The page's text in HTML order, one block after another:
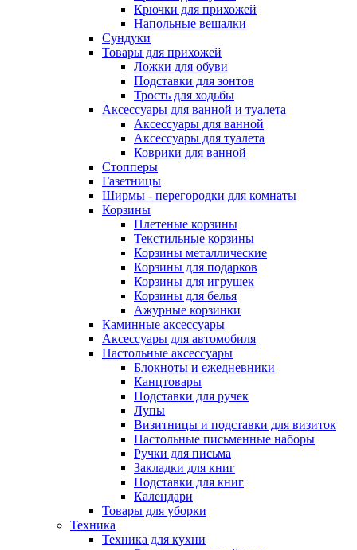
Крючки для прихожей
Напольные вешалки
Сундуки
Товары для прихожей
Ложки для обуви
Подставки для зонтов
Трость для ходьбы
Аксессуары для ванной и туалета
Аксессуары для ванной
Аксессуары для туалета
Коврики для ванной
Стопперы
Газетницы
Ширмы - перегородки для комнаты
Корзины
Плетеные корзины
Текстильные корзины
Корзины металлические
Корзины для подарков
Корзины для игрушек
Корзины для белья
Ажурные корзинки
Каминные аксессуары
Аксессуары для автомобиля
Настольные аксессуары
Блокноты и ежедневники
Канцтовары
Подставки для ручек
Лупы
Визитницы и подставки для визиток
Настольные письменные наборы
Ручки для письма
Закладки для книг
Подставки для книг
Календари
Товары для уборки
Техника
Техника для кухни